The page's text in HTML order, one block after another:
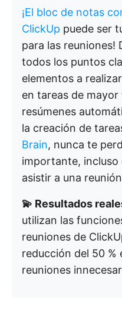
¡El bloc de notas
ClickUp puede ser
para las reuniones!
todos los puntos
elementos a
en tareas de mayor
resúmenes
la creación de
Brain, nunca te
importante, incluso
asistir a una
💫 Resultados
utilizan las
reuniones de
reducción del 50 %
reuniones